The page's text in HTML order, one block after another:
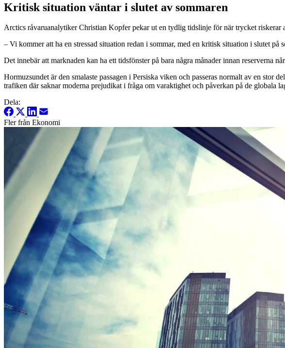
Kritisk situation väntar i slutet av sommaren
Arctics råvaruanalytiker Christian Kopfer pekar ut en tydlig tidslinje för när trycket riskerar
– Vi kommer att ha en stressad situation redan i sommar, med en kritisk situation i slutet
Det innebär att marknaden kan ha ett tidsfönster på bara några månader innan reserverna
Hormuzsundet är den smalaste passagen i Persiska viken och passeras normalt av en stor
trafiken där saknar moderna prejudikat i fråga om varaktighet och påverkan på de globala
Dela:
Fler från Ekonomi